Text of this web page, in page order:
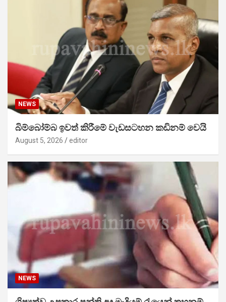
NEWS
බිම්බෝම්බ ඉවත් කිරීමේ වැඩසටහන කඩිනම් වෙයි
August 5, 2026 editor
NEWS